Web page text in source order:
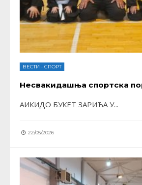
ВЕСТИ • СПОРТ
Несвакидашња спортска
АИКИДО БУКЕТ ЗАРИЋА У...
22/05/2026